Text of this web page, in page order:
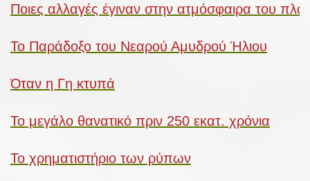
Ποιες αλλαγές έγιναν στην ατμόσφαιρα του
Το Παράδοξο του Νεαρού Αμυδρού Ήλιου
Όταν η Γη κτυπά
Το μεγάλο θανατικό πριν 250 εκατ. χρόνια
Το χρηματιστήριο των ρύπων